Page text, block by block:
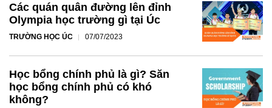
Các quán quân đường lên đỉnh
Olympia học trường gì tại Úc
TRƯỜNG HỌC ÚC 07/07/2023
Học bổng chính phủ là gì? Săn
học bổng chính phủ có khó
không?